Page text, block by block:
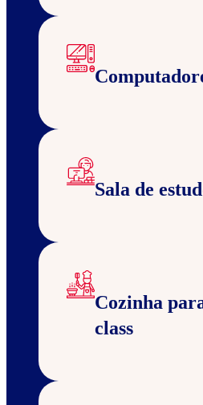
Sala de
Cozinha
class